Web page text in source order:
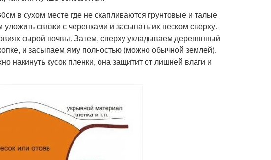
в сухом месте где не скапливаются грунтовые и талые
связки с черенками и засыпать их песком сверху.
сырой почвы. Затем, сверху укладываем деревянный
и засыпаем яму полностью (можно обычной землей).
кусок пленки, она защитит от лишней влаги и